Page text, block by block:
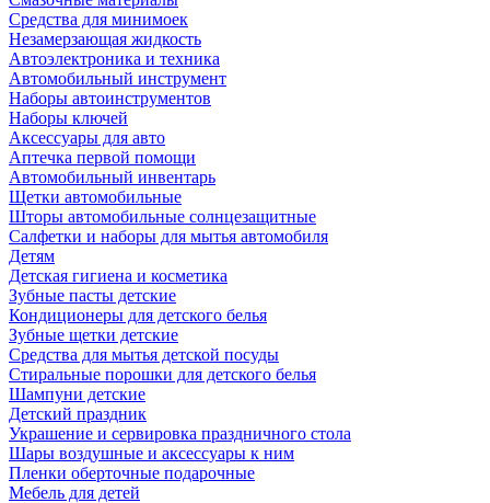
Средства для минимоек
Незамерзающая жидкость
Автоэлектроника и техника
Автомобильный инструмент
Наборы автоинструментов
Наборы ключей
Аксессуары для авто
Аптечка первой помощи
Автомобильный инвентарь
Щетки автомобильные
Шторы автомобильные солнцезащитные
Салфетки и наборы для мытья автомобиля
Детям
Детская гигиена и косметика
Зубные пасты детские
Кондиционеры для детского белья
Зубные щетки детские
Средства для мытья детской посуды
Стиральные порошки для детского белья
Шампуни детские
Детский праздник
Украшение и сервировка праздничного стола
Шары воздушные и аксессуары к ним
Пленки оберточные подарочные
Мебель для детей